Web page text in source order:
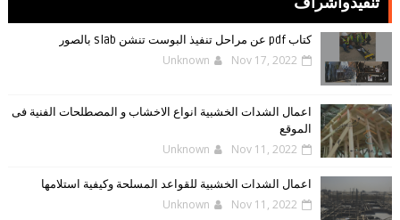
كتاب pdf عن مراحل تنفيذ البوست تنشن slab بالصور
Unknown Nov 17, 2022
اعمال الشدات الخشبية انواع الاخشاب و المصطلحات الفنية فى
الموقع
Unknown Nov 11, 2022
اعمال الشدات الخشبية للقواعد المسلحة وكيفية استلامها
Unknown Nov 11, 2022